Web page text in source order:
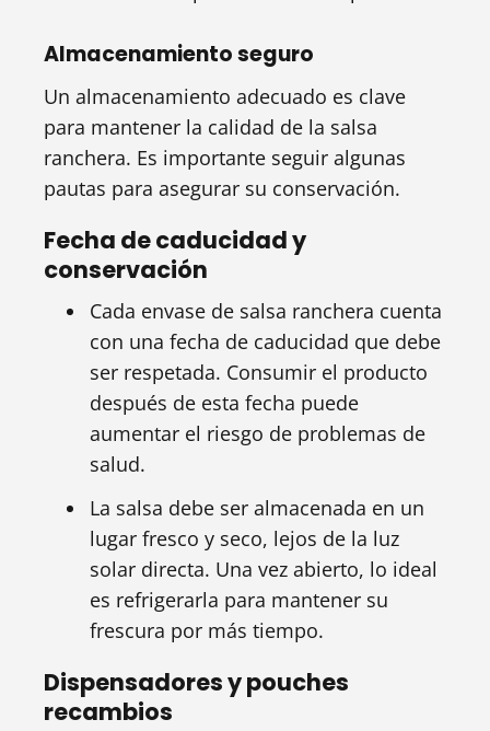
Almacenamiento seguro
Un almacenamiento adecuado es clave
para mantener la calidad de la salsa
ranchera. Es importante seguir algunas
pautas para asegurar su conservación.
Fecha de caducidad y
conservación
Cada envase de salsa ranchera cuenta
con una fecha de caducidad que debe
ser respetada. Consumir el producto
después de esta fecha puede
aumentar el riesgo de problemas de
salud.
La salsa debe ser almacenada en un
lugar fresco y seco, lejos de la luz
solar directa. Una vez abierto, lo ideal
es refrigerarla para mantener su
frescura por más tiempo.
Dispensadores y pouches
recambios